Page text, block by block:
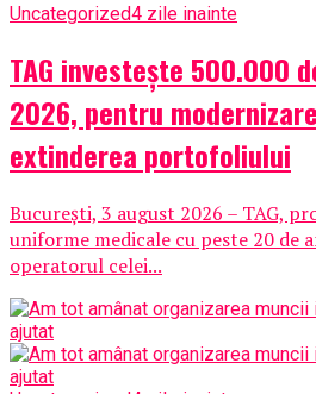
Uncategorized4 zile inainte
TAG investește 500.000
2026, pentru
extinderea portofoliului
București, 3 august 2026 – TAG,
uniforme medicale cu peste 20 de
operatorul celei...